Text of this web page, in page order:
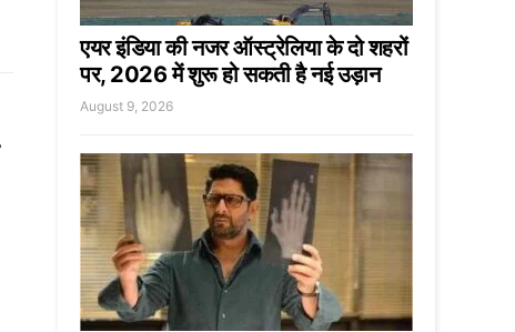
एयर इंडिया की नजर ऑस्ट्रेलिया के दो शहरों
पर, 2026 में शुरू हो सकती है नई उड़ान
August 9, 2026